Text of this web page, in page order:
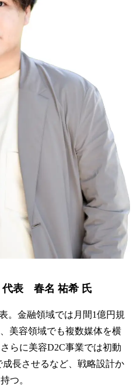
表 春名 祐希 氏
。金融領域では月間1億円規
美容領域でも複数媒体を横
らに美容D2C事業では初動
長させるなど、戦略設計か
つ。